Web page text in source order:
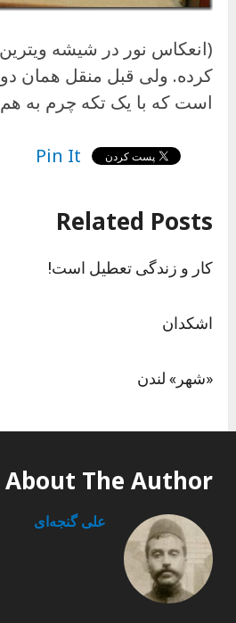
(انعکاس نور در شیشه
کرده. ولی قبل منقل همان دو
است که با یک تکه چرم به
Pin It
Related Posts
کار و زندگی تعطیل است!
اشکدان
«شهر» لندن
About The Author
علی گنجه‌ای